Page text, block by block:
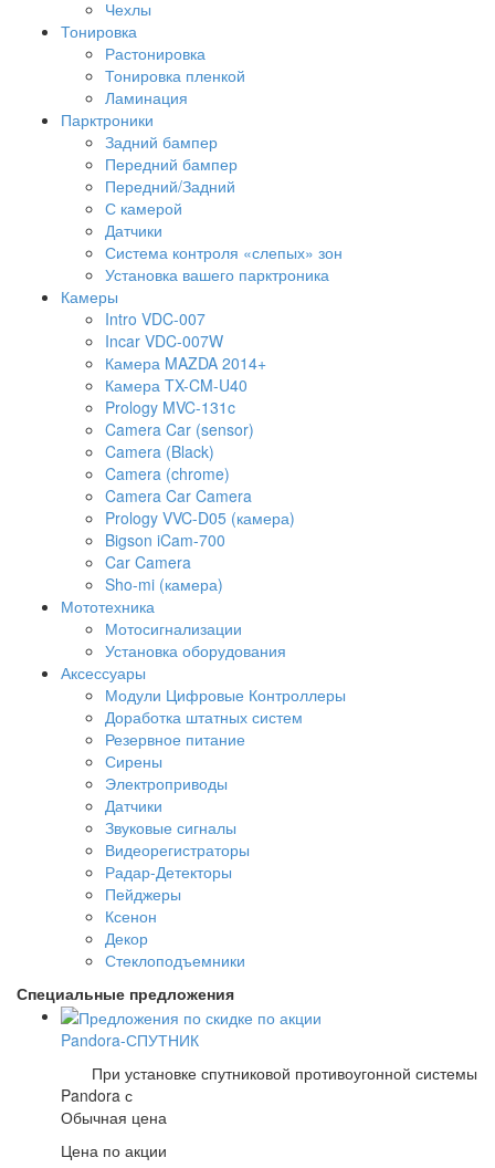
Чехлы
Тонировка
Растонировка
Тонировка пленкой
Ламинация
Парктроники
Задний бампер
Передний бампер
Передний/Задний
С камерой
Датчики
Система контроля «слепых» зон
Установка вашего парктроника
Камеры
Intro VDC-007
Incar VDC-007W
Камера MAZDA 2014+
Камера TX-CM-U40
Prology MVC-131c
Camera Car (sensor)
Camera (Black)
Camera (chrome)
Camera Car Camera
Prology VVC-D05 (камера)
Bigson iCam-700
Car Camera
Sho-mi (камера)
Мототехника
Мотосигнализации
Установка оборудования
Аксессуары
Модули Цифровые Контроллеры
Доработка штатных систем
Резервное питание
Сирены
Электроприводы
Датчики
Звуковые сигналы
Видеорегистраторы
Радар-Детекторы
Пейджеры
Ксенон
Декор
Стеклоподъемники
Специальные предложения
Pandora-СПУТНИК
При установке спутниковой противоугонной системы
Pandora с
Обычная цена
Цена по акции